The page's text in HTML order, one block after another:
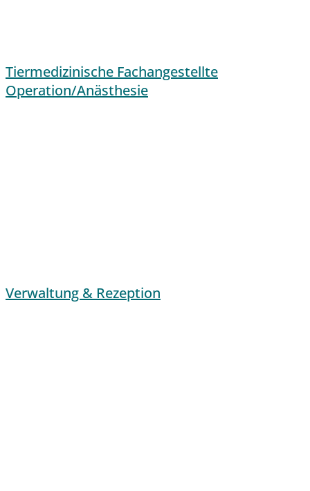
Tiermedizinische Fachangestellte
Operation/Anästhesie
Verwaltung & Rezeption